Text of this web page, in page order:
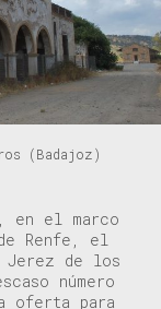
(Badajoz)
en el marco
Renfe, el
de los
número
oferta para